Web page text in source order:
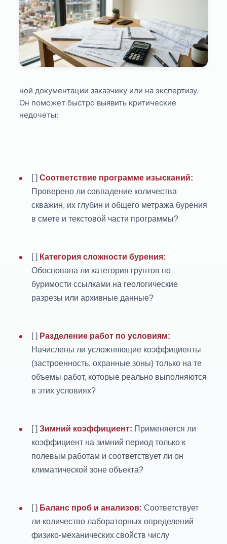
ной документации заказчику или на экспертизу.
Он поможет быстро выявить критические
недочеты:
[ ]Соответствие программе изысканий:
Проверено ли совпадение количества
скважин, их глубин и общего метража бурения
в смете и текстовой части программы?
[ ] Категория сложности бурения:
Обоснована ли категория грунтов по
буримости ссылками на геологические
разрезы или архивные данные?
[ ] Разделение работ по условиям:
Начислены ли усложняющие коэффициенты
(застроенность, охранные зоны) только на те
объемы работ, которые реально выполняются
в этих условиях?
[ ]Зимний коэффициент: Применяется ли
коэффициент на зимний период только к
полевым работам и соответствует ли он
климатической зоне объекта?
[ ] Баланс проб и анализов: Соответствует
ли количество лабораторных определений
физико-механических свойств числу